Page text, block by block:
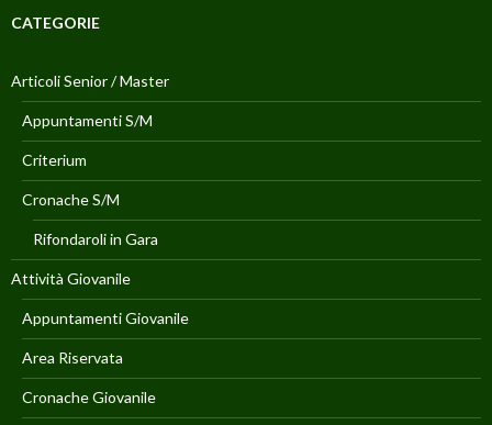
CATEGORIE
Articoli Senior / Master
Appuntamenti S/M
Criterium
Cronache S/M
Rifondaroli in Gara
Attività Giovanile
Appuntamenti Giovanile
Area Riservata
Cronache Giovanile